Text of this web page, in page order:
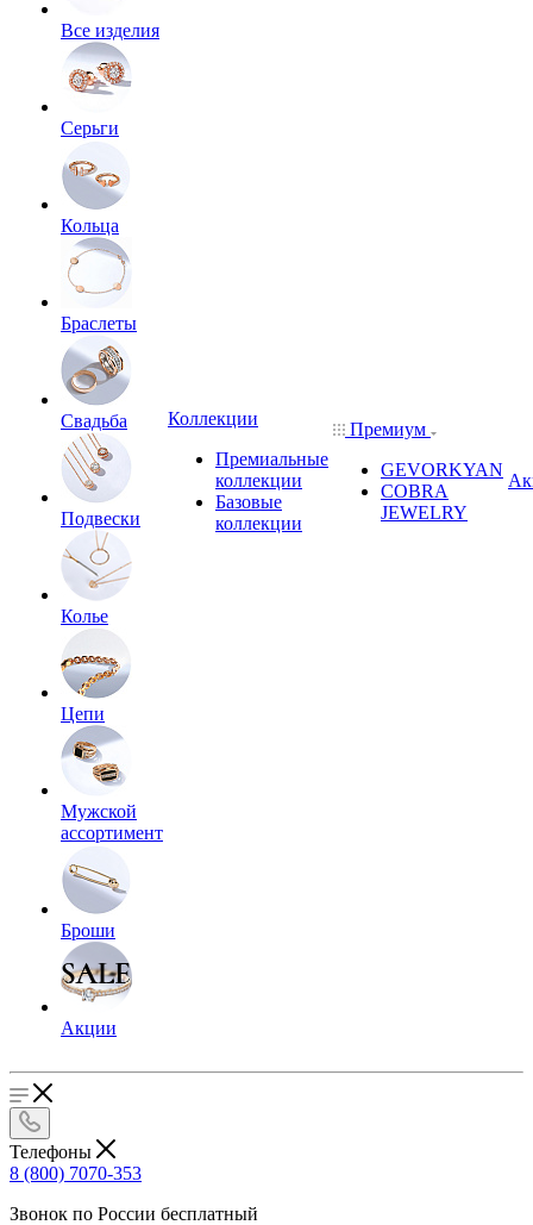
Все изделия
Серьги
Кольца
Браслеты
Свадьба
Подвески
Колье
Цепи
Мужской
ассортимент
Броши
Акции
Коллекции
Премиальные
коллекции
Базовые
коллекции
Премиум
GEVORKYAN
COBRA
JEWELRY
Телефоны
8 (800) 7070-353
Звонок по России бесплатный